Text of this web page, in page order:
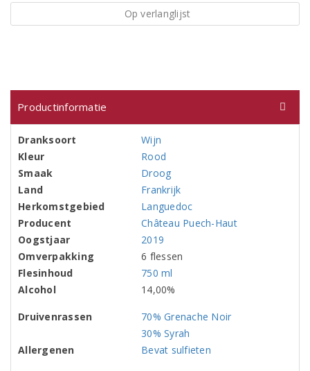
Op verlanglijst
Productinformatie
Dranksoort
Wijn
Kleur
Rood
Smaak
Droog
Land
Frankrijk
Herkomstgebied
Languedoc
Producent
Château Puech-Haut
Oogstjaar
2019
Omverpakking
6 flessen
Flesinhoud
750 ml
Alcohol
14,00%
Druivenrassen
70% Grenache Noir
30% Syrah
Allergenen
Bevat sulfieten